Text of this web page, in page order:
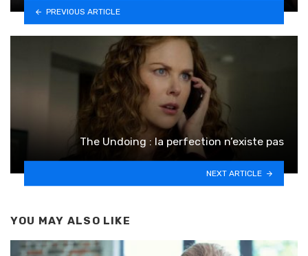
PREVIOUS ARTICLE
The Undoing : la perfection n’existe pas
NEXT ARTICLE
YOU MAY ALSO LIKE